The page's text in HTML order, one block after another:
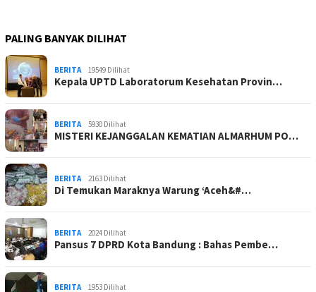
PALING BANYAK DILIHAT
BERITA 19549 Dilihat
Kepala UPTD Laboratorum Kesehatan Provin…
BERITA 5930 Dilihat
MISTERI KEJANGGALAN KEMATIAN ALMARHUM PO…
BERITA 2163 Dilihat
Di Temukan Maraknya Warung ‘Aceh&#…
BERITA 2024 Dilihat
Pansus 7 DPRD Kota Bandung : Bahas Pembe…
BERITA 1953 Dilihat